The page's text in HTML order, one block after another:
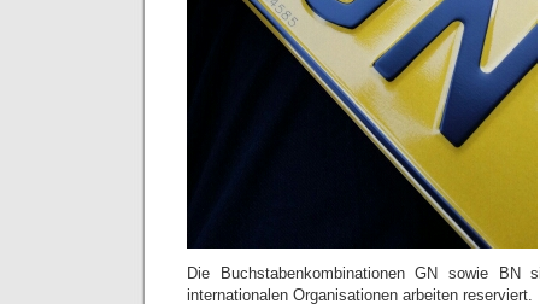
Die Buchstabenkombinationen GN sowie BN
internationalen Organisationen arbeiten reserviert.